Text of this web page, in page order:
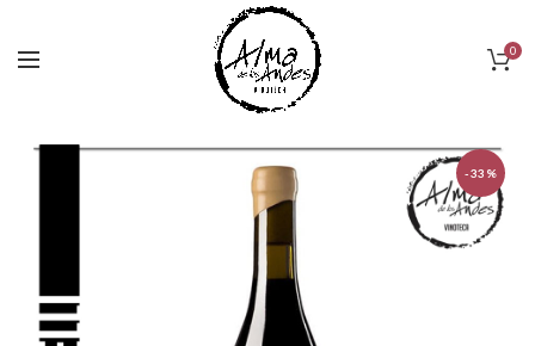
0
-33%